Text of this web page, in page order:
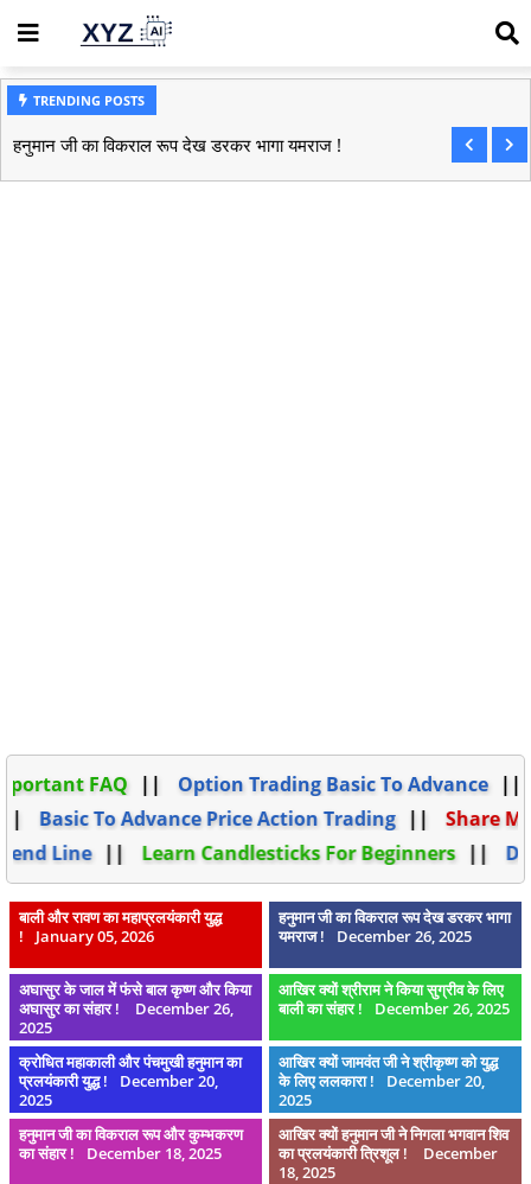
TRENDING POSTS
हनुमान जी का विकराल रूप देख डरकर भागा यमराज !
Important FAQ
Option Trading Basic To
Basic To Advance Price Action Trading
And Trend Line
Learn Candlesticks For Beginners
बाली और रावण का महाप्रलयंकारी युद्ध
!
January 05, 2026
हनुमान जी का विकराल रूप देख डरकर भागा
यमराज !
December 26, 2025
अघासुर के जाल में फंसे बाल कृष्ण और किया
अघासुर का संहार !
December 26,
2025
आखिर क्यों श्रीराम ने किया सुग्रीव के लिए
बाली का संहार !
December 26, 2025
क्रोधित महाकाली और पंचमुखी हनुमान का
प्रलयंकारी युद्ध !
December 20,
2025
आखिर क्यों जामवंत जी ने श्रीकृष्ण को युद्ध
के लिए ललकारा !
December 20,
2025
हनुमान जी का विकराल रूप और कुम्भकरण
का संहार !
December 18, 2025
आखिर क्यों हनुमान जी ने निगला भगवान शिव
का प्रलयंकारी त्रिशूल !
December
18, 2025